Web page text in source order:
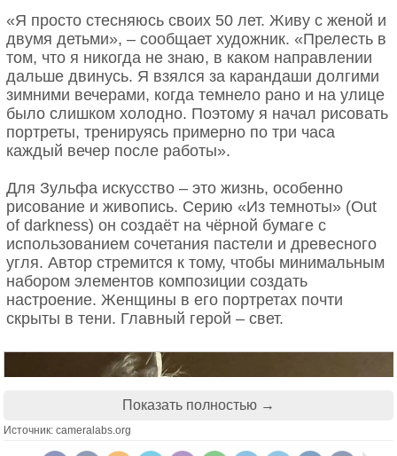
«Я просто стесняюсь своих 50 лет. Живу с женой и
двумя детьми», – сообщает художник. «Прелесть в
том, что я никогда не знаю, в каком направлении
дальше двинусь. Я взялся за карандаши долгими
зимними вечерами, когда темнело рано и на улице
было слишком холодно. Поэтому я начал рисовать
портреты, тренируясь примерно по три часа
каждый вечер после работы».
Для Зульфа искусство – это жизнь, особенно
рисование и живопись. Серию «Из темноты» (Out
of darkness) он создаёт на чёрной бумаге с
использованием сочетания пастели и древесного
угля. Автор стремится к тому, чтобы минимальным
набором элементов композиции создать
настроение. Женщины в его портретах почти
скрыты в тени. Главный герой – свет.
Показать полностью →
Источник: cameralabs.org